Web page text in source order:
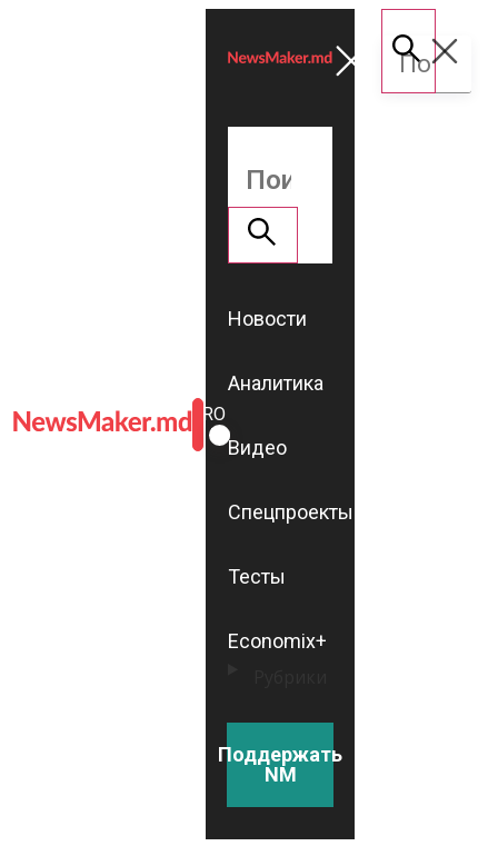
ROMÂNĂ
RU
Новости
Аналитика
Видео
Спецпроекты
Тесты
Economix+
Поддержать
NM